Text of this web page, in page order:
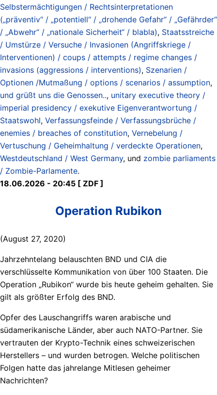
Selbstermächtigungen / Rechtsinterpretationen
(„präventiv“ / „potentiell“ / „drohende Gefahr“ / „Gefährder“
/ „Abwehr“ / „nationale Sicherheit“ / blabla), Staatsstreiche
/ Umstürze / Versuche / Invasionen (Angriffskriege /
Interventionen) / coups / attempts / regime changes /
invasions (aggressions / interventions), Szenarien /
Optionen /Mutmaßung / options / scenarios / assumption,
und grüßt uns die Genossen.., unitary executive theory /
imperial presidency / exekutive Eigenverantwortung /
Staatswohl, Verfassungsfeinde / Verfassungsbrüche /
enemies / breaches of constitution, Vernebelung /
Vertuschung / Geheimhaltung / verdeckte Operationen,
Westdeutschland / West Germany, und zombie parliaments
/ Zombie-Parlamente.
18.06.2026 - 20:45 [ ZDF ]
Operation Rubikon
(August 27, 2020)
Jahrzehntelang belauschten BND und CIA die
verschlüsselte Kommunikation von über 100 Staaten. Die
Operation „Rubikon“ wurde bis heute geheim gehalten. Sie
gilt als größter Erfolg des BND.
Opfer des Lauschangriffs waren arabische und
südamerikanische Länder, aber auch NATO-Partner. Sie
vertrauten der Krypto-Technik eines schweizerischen
Herstellers – und wurden betrogen. Welche politischen
Folgen hatte das jahrelange Mitlesen geheimer
Nachrichten?